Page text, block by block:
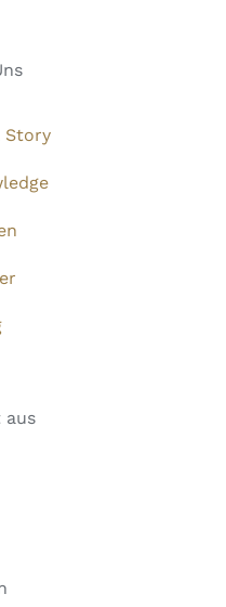
Story
aus